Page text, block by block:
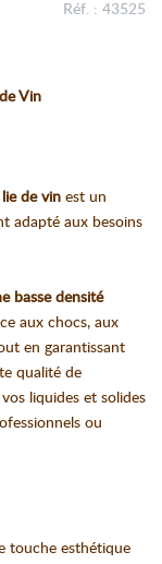
Réf. : 43525
Vin
de vin est un
adapté aux besoins
basse densité
aux chocs, aux
en garantissant
qualité de
liquides et solides
ou
touche esthétique